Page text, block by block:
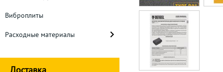
Виброплиты
Расходные материалы